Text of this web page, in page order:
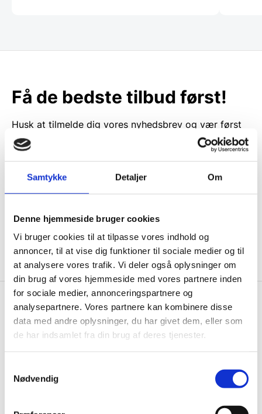
Samtykke Detaljer Om
Denne hjemmeside bruger cookies
Vi bruger cookies til at tilpasse vores indhold og
annoncer, til at vise dig funktioner til sociale medier og til
at analysere vores trafik. Vi deler også oplysninger om
din brug af vores hjemmeside med vores partnere inden
for sociale medier, annonceringspartnere og
analysepartnere. Vores partnere kan kombinere disse
data med andre oplysninger, du har givet dem, eller som
de har indsamlet fra din brug af deres tjenester.
Nødvendig
Få de bedste tilbud først!
Husk at tilmelde dig vores nyhedsbrev og vær først
til de bedste tilbud. Og bare rolig, vi spammer dig
ikke, men sender kun relevante tilbud og
Ja tak, tilmeld mig
Gastrobutikken.dk
Gastrobutikken ApS
CVR: 38952986